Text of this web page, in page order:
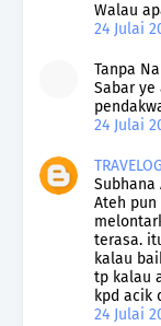
Walau
24 Julai
Tanpa
Sabar ye
24 Julai
Subhana
Ateh
terasa.
kalau
tp kalau
kpd acik
24 Julai